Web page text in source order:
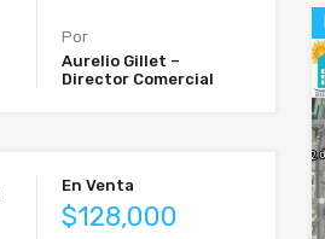
Por
Aurelio Gillet –
Director Comercial
En Venta
$128,000